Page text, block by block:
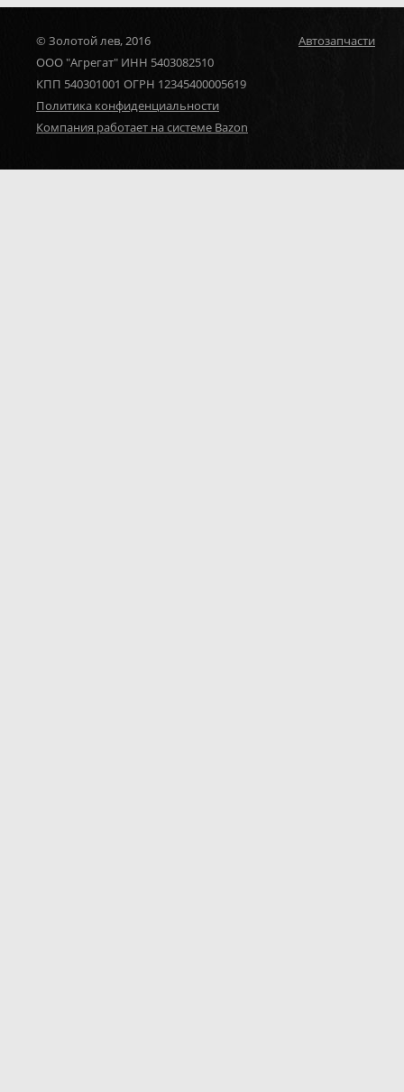
© Золотой лев, 2016
ООО "Агрегат" ИНН 5403082510
КПП 540301001 ОГРН 12345400005619
Политика конфиденциальности
Компания работает на системе Bazon
Автозапчасти